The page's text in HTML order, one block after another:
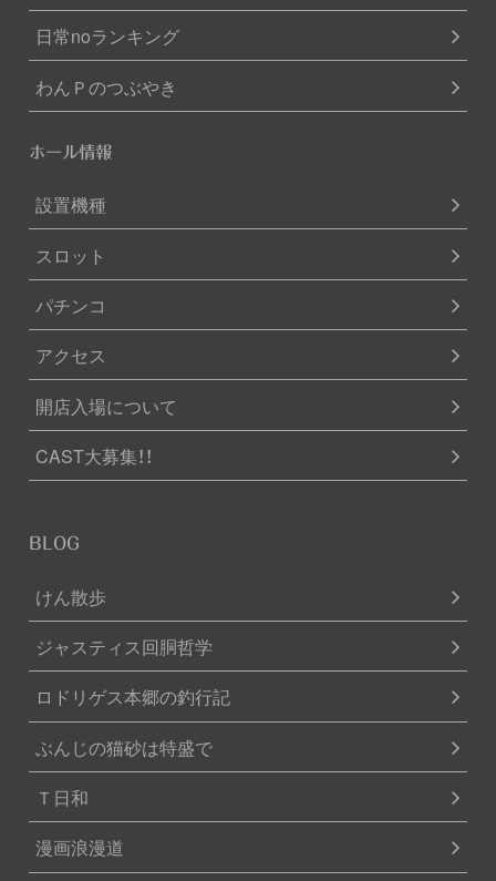
日常noランキング
わんＰのつぶやき
ホール情報
設置機種
スロット
パチンコ
アクセス
開店入場について
CAST大募集！！
BLOG
けん散歩
ジャスティス回胴哲学
ロドリゲス本郷の釣行記
ぶんじの猫砂は特盛で
Ｔ日和
漫画浪漫道